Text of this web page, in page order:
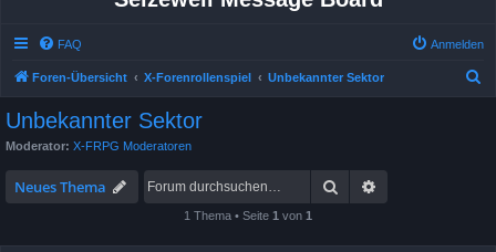
FAQ Anmelden
Foren-Übersicht X-Forenrollenspiel Unbekannter Sektor
Unbekannter Sektor
Moderator: X-FRPG Moderatoren
Neues Thema Suche
1 Thema • Seite 1 von 1